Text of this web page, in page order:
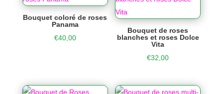
Bouquet coloré de roses
Panama
€40,00
Bouquet de roses
blanches et roses Dolce
Vita
€32,00